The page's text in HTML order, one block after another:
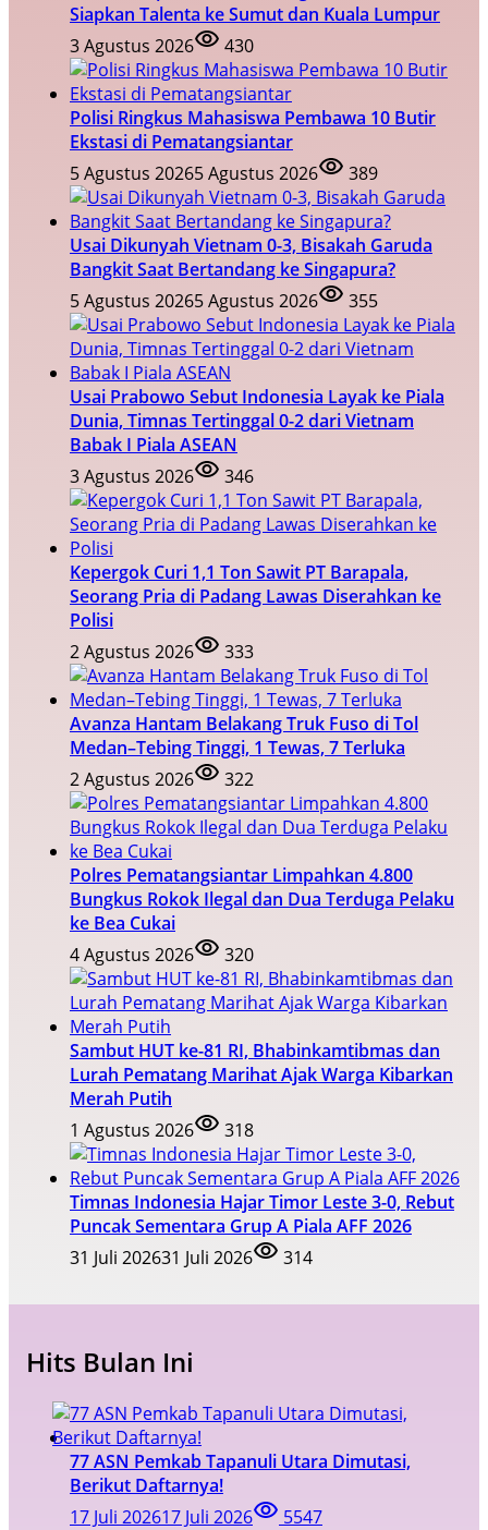
Siapkan Talenta ke Sumut dan Kuala Lumpur
3 Agustus 2026
430
Polisi Ringkus Mahasiswa Pembawa 10 Butir
Ekstasi di Pematangsiantar
5 Agustus 20265 Agustus 2026 389
Usai Dikunyah Vietnam 0-3, Bisakah Garuda
Bangkit Saat Bertandang ke Singapura?
5 Agustus 20265 Agustus 2026 355
Usai Prabowo Sebut Indonesia Layak ke Piala
Dunia, Timnas Tertinggal 0-2 dari Vietnam
Babak I Piala ASEAN
3 Agustus 2026
346
Kepergok Curi 1,1 Ton Sawit PT Barapala,
Seorang Pria di Padang Lawas Diserahkan ke
Polisi
2 Agustus 2026
333
Avanza Hantam Belakang Truk Fuso di Tol
Medan–Tebing Tinggi, 1 Tewas, 7 Terluka
2 Agustus 2026
322
Polres Pematangsiantar Limpahkan 4.800
Bungkus Rokok Ilegal dan Dua Terduga Pelaku
ke Bea Cukai
4 Agustus 2026
320
Sambut HUT ke-81 RI, Bhabinkamtibmas dan
Lurah Pematang Marihat Ajak Warga Kibarkan
Merah Putih
1 Agustus 2026
318
Timnas Indonesia Hajar Timor Leste 3-0, Rebut
Puncak Sementara Grup A Piala AFF 2026
31 Juli 202631 Juli 2026 314
Hits Bulan Ini
77 ASN Pemkab Tapanuli Utara Dimutasi,
Berikut Daftarnya!
17 Juli 202617 Juli 2026 5547